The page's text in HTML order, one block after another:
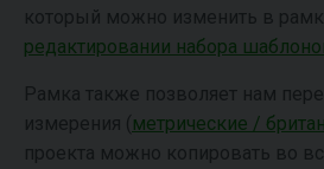
который можно изменить в
редактировании набора
Рамка также позволяет нам
измерения ( метрические /
проекта можно копировать во